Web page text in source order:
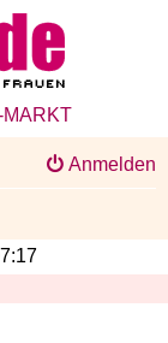
MARKT
Anmelden